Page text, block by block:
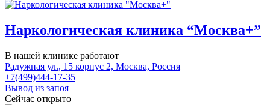
Наркологическая клиника “Москва+”
В нашей клинике работают
Радужная ул., 15 корпус 2, Москва, Россия
+7(499)444-17-35
Вывод из запоя
Сейчас открыто